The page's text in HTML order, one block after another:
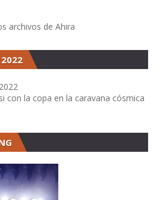
archivos de Ahira
2022
con la copa en la caravana cósmica